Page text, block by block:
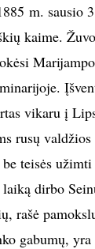
m. sausio
kaime.
vikaru į
rusų
teisės
dirbo
rašė
gabumų,